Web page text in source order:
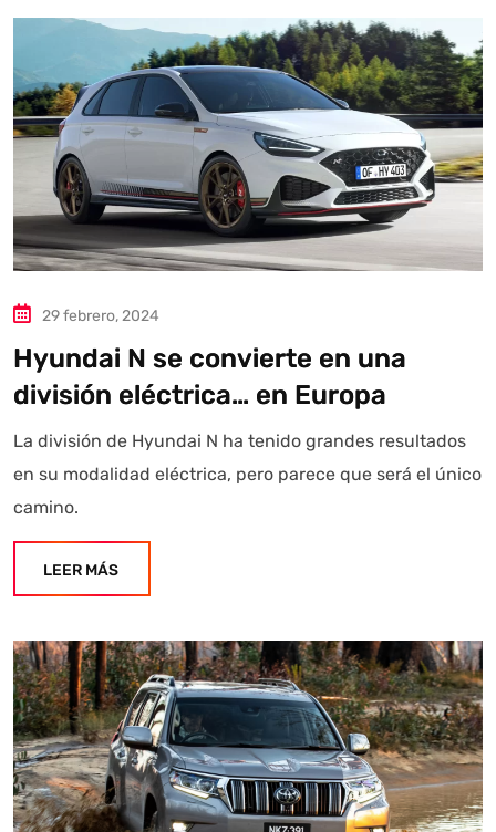
29 febrero, 2024
Hyundai N se convierte en una
división eléctrica… en Europa
La división de Hyundai N ha tenido grandes resultados
en su modalidad eléctrica, pero parece que será el único
camino.
LEER MÁS